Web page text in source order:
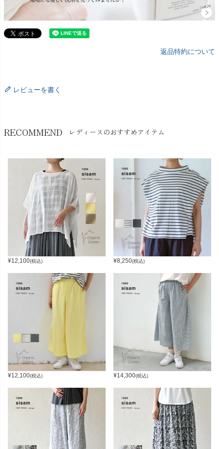
返品特約について
レビューを書く
RECOMMEND レディースのおすすめアイテム
¥12,100(税込) ¥8,250(税込)
¥12,100(税込) ¥14,300(税込)